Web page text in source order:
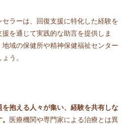
セラーは、回復支援に特化した経験を
を通じて実践的な助言を提供しま
域の保健所や精神保健福祉センター
う。
抱える人々が集い、経験を共有しな
医療機関や専門家による治療とは異